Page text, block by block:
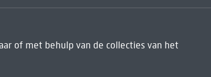
of met behulp van de collecties van het